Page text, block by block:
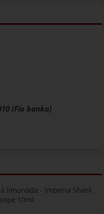
(Fio banka)
limonáda - Imperia Shark
10ml